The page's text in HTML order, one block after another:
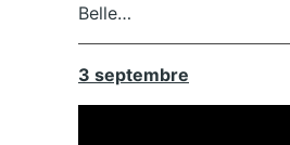
Belle…
3 septembre